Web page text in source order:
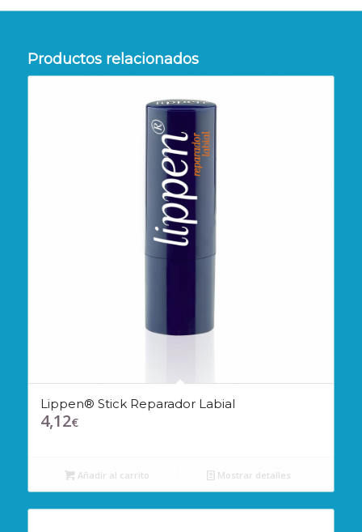
Productos relacionados
Lippen® Stick Reparador Labial
4,12€
Añadir al carrito Mostrar detalles